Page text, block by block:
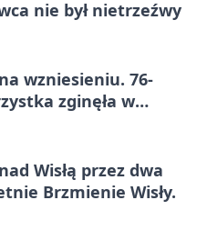
nie był nietrzeźwy
wzniesieniu. 76-
zginęła w
Wisłą przez dwa
Brzmienie Wisły.